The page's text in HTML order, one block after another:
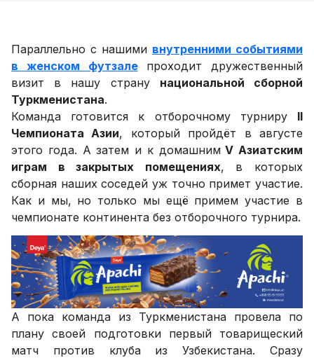
Параллельно с нашими внутренними событиями
в женском футзалепроходит дружественный
визит в нашу страну национальной сборной
Туркменистана.
Команда готовится к отборочному турниру II
Чемпионата Азии, который пройдёт в августе
этого года. А затем и к домашнимV Азиатским
играм в закрытых помещениях, в которых
сборная наших соседей уж точно примет участие.
Как и мы, но только мы ещё примем участие в
чемпионате континента без отборочного турнира.
А пока команда из Туркменистана провела по
плану своей подготовки первый товарищеский
матч против клуба из Узбекистана. Сразу